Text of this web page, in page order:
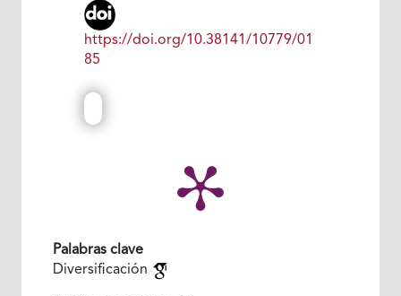
https://doi.org/10.38141/10779/01
85
Palabras clave
Diversificación